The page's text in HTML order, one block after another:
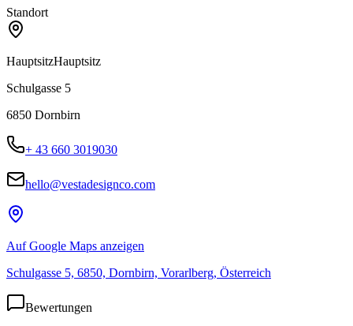
Standort
HauptsitzHauptsitz
Schulgasse 5
6850 Dornbirn
+ 43 660 3019030
hello@vestadesignco.com
Auf Google Maps anzeigen
Schulgasse 5, 6850, Dornbirn, Vorarlberg, Österreich
Bewertungen